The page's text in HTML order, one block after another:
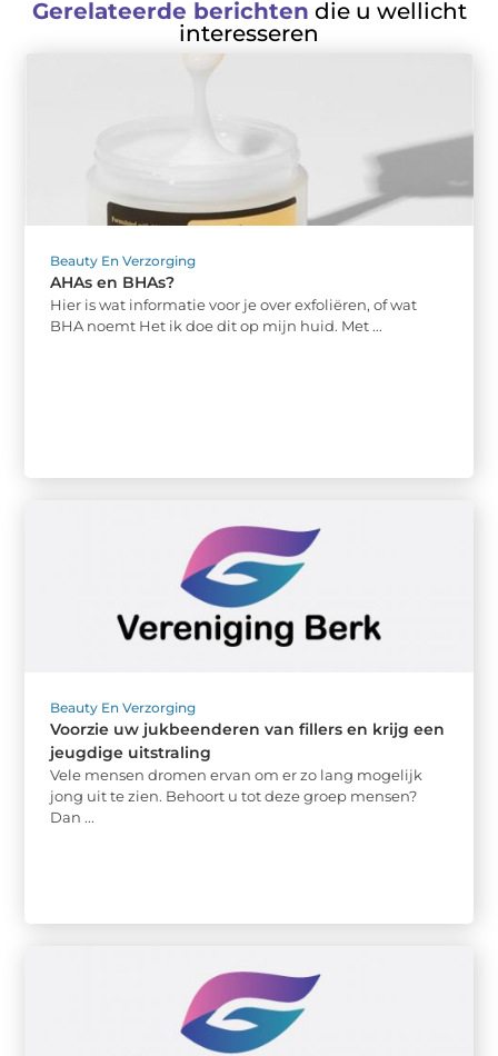
Gerelateerde berichten die u wellicht
interesseren
Beauty En Verzorging
AHAs en BHAs?
Hier is wat informatie voor je over exfoliëren, of wat
BHA noemt Het ik doe dit op mijn huid. Met ...
Beauty En Verzorging
Voorzie uw jukbeenderen van fillers en krijg een
jeugdige uitstraling
Vele mensen dromen ervan om er zo lang mogelijk
jong uit te zien. Behoort u tot deze groep mensen?
Dan ...